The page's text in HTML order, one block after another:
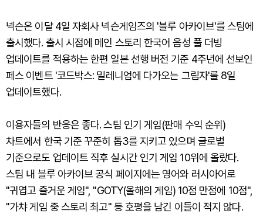
넥슨은 이달 4일 자회사 넥슨게임즈의 '블루 아카이브'를 스팀에
출시했다. 출시 시점에 메인 스토리 한국어 음성 풀 더빙
업데이트를 적용하는 한편 일본 선행 버전 기준 4주년에 선보인
페스 이벤트 '코드박스: 밀레니엄에 다가오는 그림자'를 8일
업데이트했다.
이용자들의 반응은 좋다. 스팀 인기 게임(판매 수익 순위)
차트에서 한국 기준 꾸준히 톱3를 지키고 있으며 글로벌
기준으로도 업데이트 직후 실시간 인기 게임 10위에 올랐다.
스팀 내 블루 아카이브 공식 페이지에는 영어와 러시아어로
"귀엽고 즐거운 게임", "GOTY(올해의 게임) 10점 만점에 10점",
"가챠 게임 중 스토리 최고" 등 호평을 남긴 이들이 적지 않다.